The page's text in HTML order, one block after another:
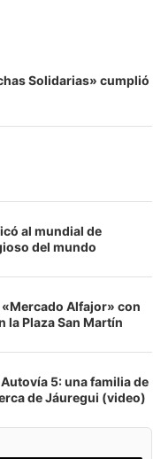
Solidarias» cumplió
al mundial de
del mundo
«Mercado Alfajor» con
la Plaza San Martín
5: una familia de
de Jáuregui (video)